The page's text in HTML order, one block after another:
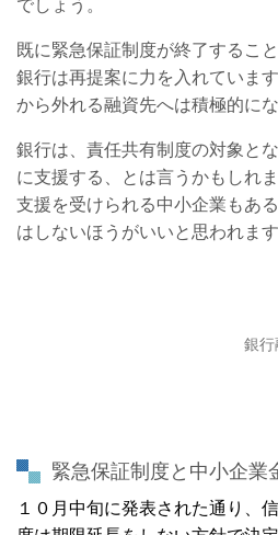
でしょう。
既に緊急保証制度が終了するこ
銀行は再提案に力を入れていま
から外れる融資先へは積極的に
銀行は、責任共有制度の対象と
に支援する、とは言うかもしれ
支援を受けられる中小企業もあ
はしないほうがいいと思われます
銀行
緊急保証制度と中小企業
１０月中旬に発表された通り、